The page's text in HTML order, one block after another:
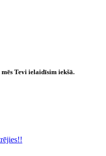
Tevi ielaidīsim iekšā.